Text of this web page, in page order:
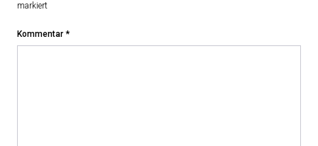
markiert
Kommentar *